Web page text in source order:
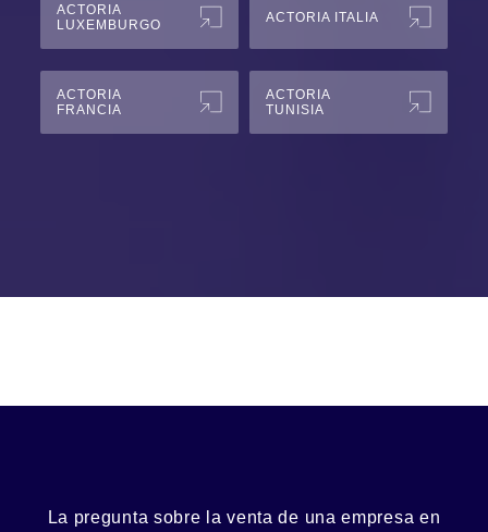
ACTORIA
LUXEMBURGO
ACTORIA ITALIA
ACTORIA
FRANCIA
ACTORIA
TUNISIA
La pregunta sobre la venta de unaempresa en